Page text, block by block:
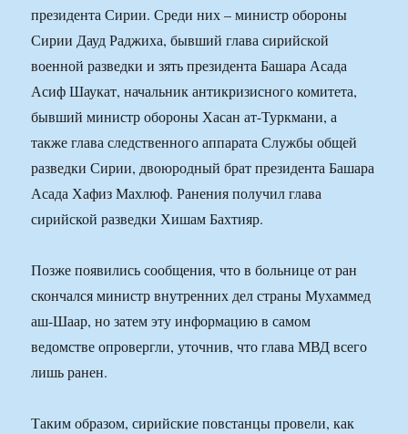
президента Сирии. Среди них – министр обороны
Сирии Дауд Раджиха, бывший глава сирийской
военной разведки и зять президента Башара Асада
Асиф Шаукат, начальник антикризисного комитета,
бывший министр обороны Хасан ат-Туркмани, а
также глава следственного аппарата Службы общей
разведки Сирии, двоюродный брат президента Башара
Асада Хафиз Махлюф. Ранения получил глава
сирийской разведки Хишам Бахтияр.
Позже появились сообщения, что в больнице от ран
скончался министр внутренних дел страны Мухаммед
аш-Шаар, но затем эту информацию в самом
ведомстве опровергли, уточнив, что глава МВД всего
лишь ранен.
Таким образом, сирийские повстанцы провели, как